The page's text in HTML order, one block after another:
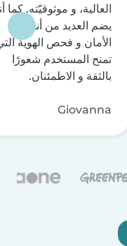
العالية، و موثوقيّته. كما
يضم العديد من أنظمة
الأمان و فحص الهوية
تمنح المستخدم شعورًا
بالثقة و الاطمئنان.
Giovanna